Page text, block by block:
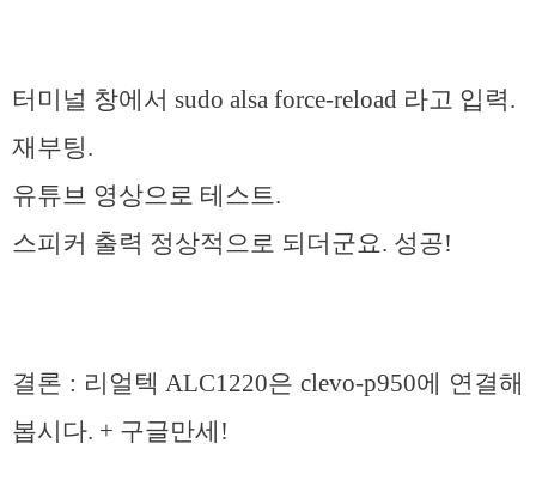
터미널 창에서 sudo alsa force-reload 라고 입력.
재부팅.
유튜브 영상으로 테스트.
스피커 출력 정상적으로 되더군요. 성공!
결론 : 리얼텍 ALC1220은 clevo-p950에 연결해
봅시다. + 구글만세!